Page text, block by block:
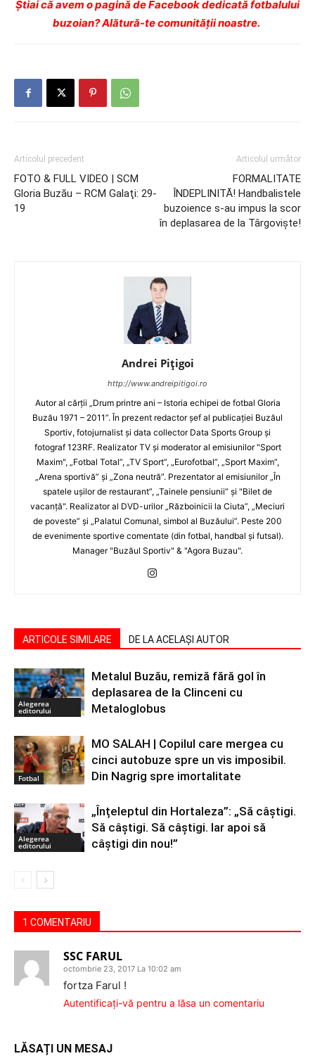
Ştiai că avem o pagină de Facebook dedicată fotbalului
buzoian? Alătură-te comunității noastre.
Articolul precedent
FOTO & FULL VIDEO | SCM
Gloria Buzău – RCM Galaţi: 29-
19
Articolul următor
FORMALITATE
ÎNDEPLINITĂ! Handbalistele
buzoience s-au impus la scor
în deplasarea de la Târgovişte!
Andrei Pițigoi
http://www.andreipitigoi.ro
Autor al cărţii „Drum printre ani – Istoria echipei de fotbal Gloria
Buzău 1971 – 2011”. În prezent redactor şef al publicaţiei Buzăul
Sportiv, fotojurnalist şi data collector Data Sports Group şi
fotograf 123RF. Realizator TV şi moderator al emisiunilor "Sport
Maxim", „Fotbal Total”, „TV Sport”, „Eurofotbal”, „Sport Maxim”,
„Arena sportivă” şi „Zona neutră”. Prezentator al emisiunilor „În
spatele uşilor de restaurant”, „Tainele pensiunii” şi "Bilet de
vacanţă". Realizator al DVD-urilor „Războinicii la Ciuta”, „Meciuri
de poveste” şi „Palatul Comunal, simbol al Buzăului”. Peste 200
de evenimente sportive comentate (din fotbal, handbal şi futsal).
Manager "Buzăul Sportiv" & "Agora Buzau".
ARTICOLE SIMILARE DE LA ACELAȘI AUTOR
Alegerea
editorului
Metalul Buzău, remiză fără gol în
deplasarea de la Clinceni cu
Metaloglobus
Fotbal
MO SALAH | Copilul care mergea cu
cinci autobuze spre un vis imposibil.
Din Nagrig spre imortalitate
Alegerea
editorului
„Înțeleptul din Hortaleza”: „Să câștigi.
Să câștigi. Să câștigi. Iar apoi să
câștigi din nou!”
1 COMENTARIU
SSC FARUL
octombrie 23, 2017 La 10:02 am
fortza Farul !
Autentificați-vă pentru a lăsa un comentariu
LĂSAȚI UN MESAJ